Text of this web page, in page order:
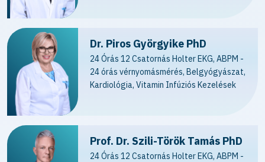
Dr. Piros Györgyike PhD
24 Órás 12 Csatornás Holter EKG, ABPM -
24 órás vérnyomásmérés, Belgyógyászat,
Kardiológia, Vitamin Infúziós Kezelések
Prof. Dr. Szili-Török Tamás PhD
24 Órás 12 Csatornás Holter EKG, ABPM -